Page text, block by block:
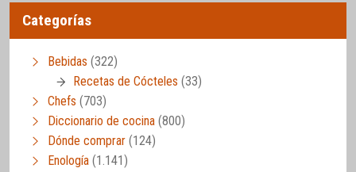
Categorías
Bebidas (322)
Recetas de Cócteles (33)
Chefs (703)
Diccionario de cocina (800)
Dónde comprar (124)
Enología (1.141)